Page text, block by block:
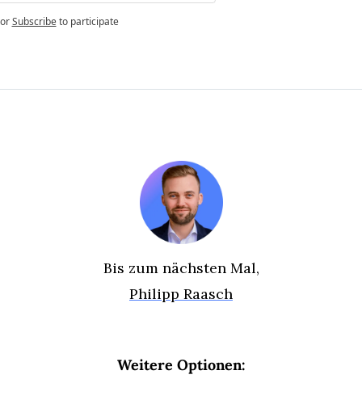
or Subscribe to participate
Bis zum nächsten Mal,
Philipp Raasch
Weitere Optionen: